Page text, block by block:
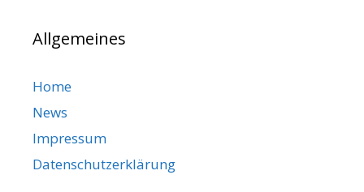
Allgemeines
Home
News
Impressum
Datenschutzerklärung